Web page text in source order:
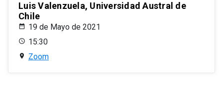
Luis Valenzuela, Universidad Austral de
Chile
19 de Mayo de 2021
15:30
Zoom